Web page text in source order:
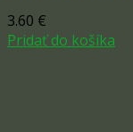
3.60 €
Pridať do košíka